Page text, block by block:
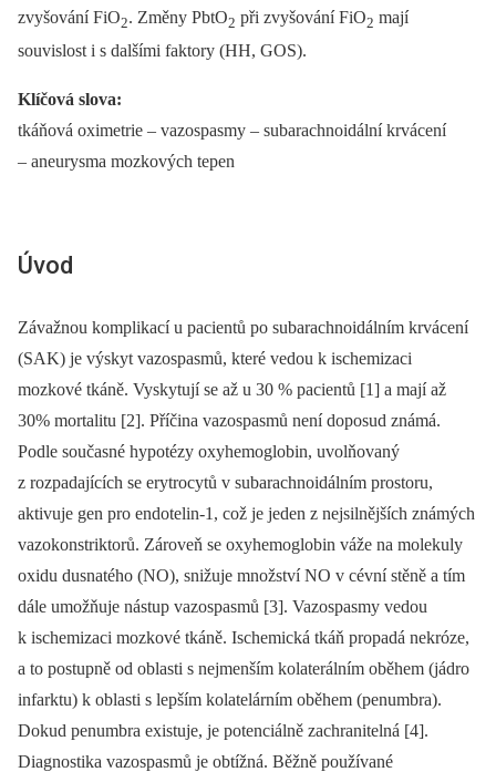
zvyšování FiO2. Změny PbtO2 při zvyšování FiO2 mají
souvislost i s dalšími faktory (HH, GOS).
Klíčová slova:
tkáňová oximetrie –⁠ vazospasmy –⁠ subarachnoidální krvácení
–⁠ aneurysma mozkových tepen
Úvod
Závažnou komplikací u pacientů po subarachnoidálním krvácení
(SAK) je výskyt vazospasmů, které vedou k ischemizaci
mozkové tkáně. Vyskytují se až u 30 % pacientů [1] a mají až
30% mortalitu [2]. Příčina vazospasmů není doposud známá.
Podle současné hypotézy oxyhemoglobin, uvolňovaný
z rozpadajících se erytrocytů v subarachnoidálním prostoru,
aktivuje gen pro endotelin-1, což je jeden z nejsilnějších známých
vazokonstriktorů. Zároveň se oxyhemoglobin váže na molekuly
oxidu dusnatého (NO), snižuje množství NO v cévní stěně a tím
dále umožňuje nástup vazospasmů [3]. Vazospasmy vedou
k ischemizaci mozkové tkáně. Ischemická tkáň propadá nekróze,
a to postupně od oblasti s nejmenším kolaterálním oběhem (jádro
infarktu) k oblasti s lepším kolatelárním oběhem (penumbra).
Dokud penumbra existuje, je potenciálně zachranitelná [4].
Diagnostika vazospasmů je obtížná. Běžně používané